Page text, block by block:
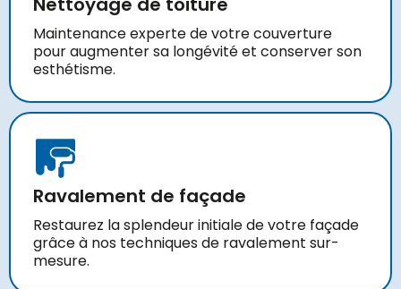
Maintenance experte de votre couverture
pour augmenter sa longévité et conserver son
esthétisme.
Ravalement de façade
Restaurez la splendeur initiale de votre façade
grâce à nos techniques de ravalement sur-
mesure.